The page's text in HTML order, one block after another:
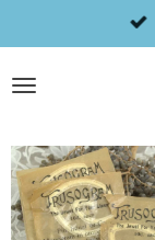
direct
naar